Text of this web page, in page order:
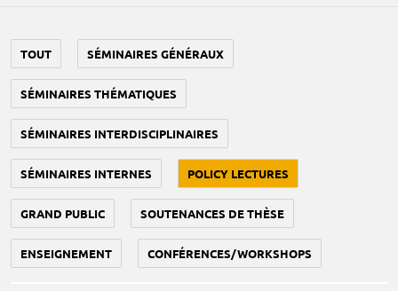
TOUT SÉMINAIRES GÉNÉRAUX
SÉMINAIRES THÉMATIQUES
SÉMINAIRES INTERDISCIPLINAIRES
SÉMINAIRES INTERNES POLICY LECTURES
GRAND PUBLIC SOUTENANCES DE THÈSE
ENSEIGNEMENT CONFÉRENCES/WORKSHOPS